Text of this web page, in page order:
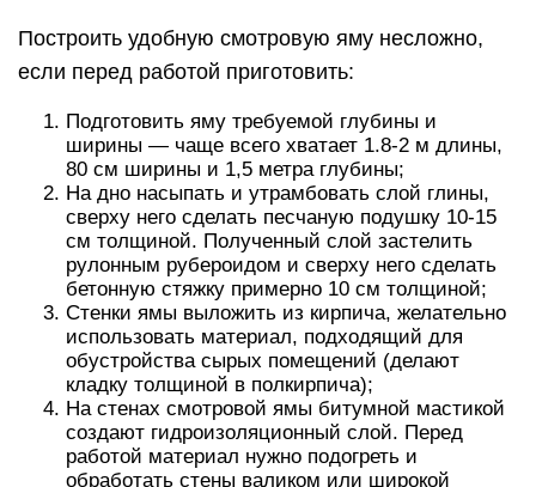
Построить удобную смотровую яму несложно,
если перед работой приготовить:
Подготовить яму требуемой глубины и
ширины — чаще всего хватает 1.8-2 м длины,
80 см ширины и 1,5 метра глубины;
На дно насыпать и утрамбовать слой глины,
сверху него сделать песчаную подушку 10-15
см толщиной. Полученный слой застелить
рулонным рубероидом и сверху него сделать
бетонную стяжку примерно 10 см толщиной;
Стенки ямы выложить из кирпича, желательно
использовать материал, подходящий для
обустройства сырых помещений (делают
кладку толщиной в полкирпича);
На стенах смотровой ямы битумной мастикой
создают гидроизоляционный слой. Перед
работой материал нужно подогреть и
обработать стены валиком или широкой